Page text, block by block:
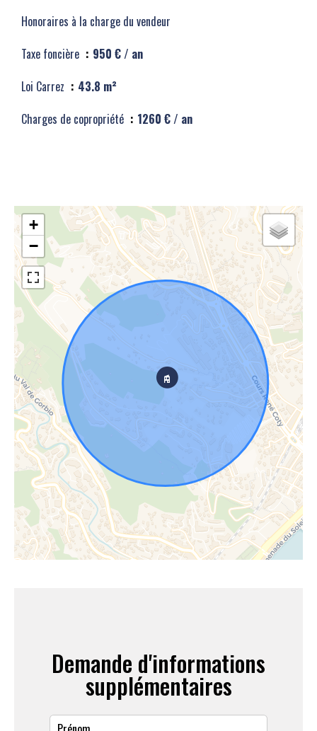
Honoraires à la charge du vendeur
Taxe foncière
950 € / an
Loi Carrez
43.8 m²
Charges de copropriété
1260 € / an
+
−
Demande d'informations
supplémentaires